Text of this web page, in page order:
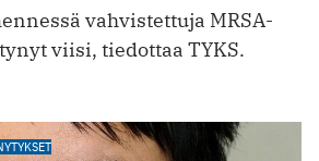
vahvistettuja MRSA-
viisi, tiedottaa TYKS.